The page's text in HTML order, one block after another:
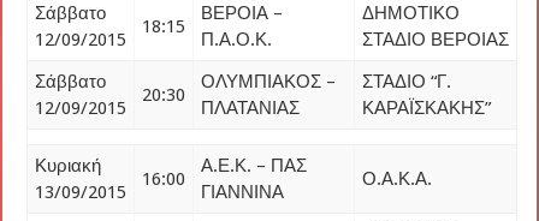
Σάββατο
12/09/2015
18:15
ΒΕΡΟΙΑ –
Π.Α.Ο.Κ.
ΔΗΜΟΤΙΚΟ
ΣΤΑΔΙΟ ΒΕΡΟΙΑΣ
Σάββατο
12/09/2015
20:30
ΟΛΥΜΠΙΑΚΟΣ –
ΠΛΑΤΑΝΙΑΣ
ΣΤΑΔΙΟ “Γ.
ΚΑΡΑΪΣΚΑΚΗΣ”
Κυριακή
13/09/2015
16:00
Α.Ε.Κ. – ΠΑΣ
ΓΙΑΝΝΙΝΑ
Ο.Α.Κ.Α.